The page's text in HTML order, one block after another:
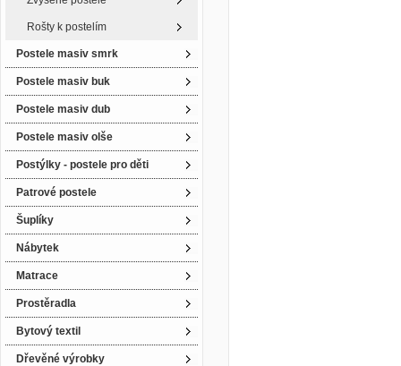
Rošty k postelím
Postele masiv smrk
Postele masiv buk
Postele masiv dub
Postele masiv olše
Postýlky - postele pro děti
Patrové postele
Šuplíky
Nábytek
Matrace
Prostěradla
Bytový textil
Dřevěné výrobky